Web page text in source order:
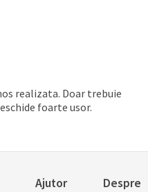
realizata. Doar trebuie
foarte usor.
Ajutor Despre